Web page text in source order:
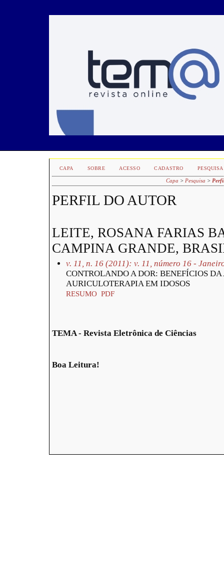
CAPA SOBRE ACESSO CADASTRO PESQUISA
Capa > Pesquisa >
PERFIL DO AUTOR
LEITE, ROSANA FARIAS
CAMPINA GRANDE,
v. 11, n. 16 (2011): v. 11, número 16 -
CONTROLANDO A DOR: BENEFÍCIOS
AURICULOTERAPIA EM IDOSOS
RESUMO PDF
TEMA - Revista Eletrônica de Ciências
Boa Leitura!